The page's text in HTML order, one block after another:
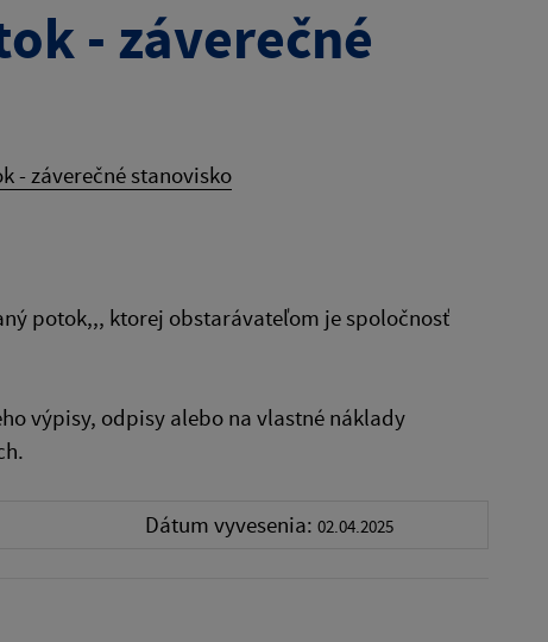
- záverečné
- záverečné stanovisko
potok,,, ktorej obstarávateľom je spoločnosť
výpisy, odpisy alebo na vlastné náklady
Dátum vyvesenia: 02.04.2025